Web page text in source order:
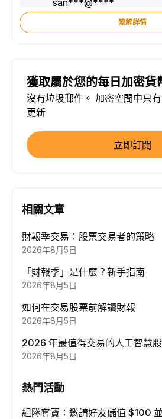
瞭解詳情
獲取屬於您的每日加密貨
沒有垃圾郵件。 加密空間中只
更新
立即訂閱
相關文章
財報季交易：股票交易者的策略
2026年8月5日
「財報季」是什麼？新手指南
2026年8月5日
如何在交易股票前解讀財報
2026年8月5日
2026 年最值得交易的人工智慧
2026年8月5日
熱門活動
組隊奪寶：邀請好友儲值 $100 並